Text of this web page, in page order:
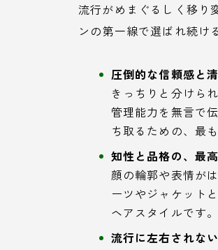
流行がめまぐるしく移り
ンの第一線で選ばれ続け
圧倒的な信頼感と
きっちりと分けら
管理能力を無言で
ち取るための、最
知性と品格の、最
顔の輪郭や表情が
ーツやジャケット
ヘアスタイルです。
流行に左右されな